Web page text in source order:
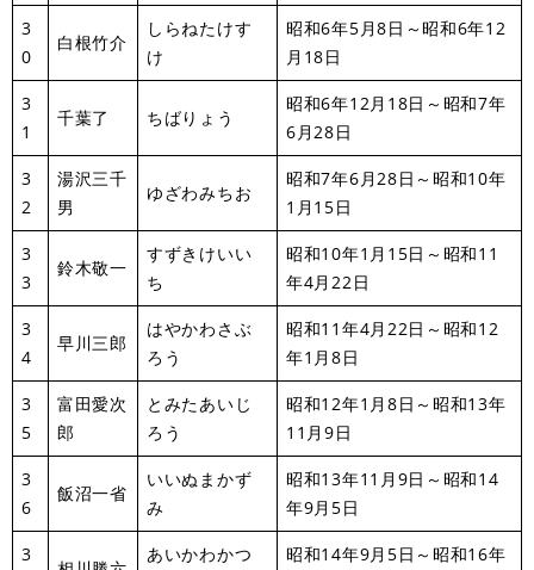
3
0
白根竹介
しらねたけす
け
昭和6年5月8日～昭和6年12
月18日
3
1
千葉了 ちばりょう
昭和6年12月18日～昭和7年
6月28日
3
2
湯沢三千
男
ゆざわみちお
昭和7年6月28日～昭和10年
1月15日
3
3
鈴木敬一
すずきけいい
ち
昭和10年1月15日～昭和11
年4月22日
3
4
早川三郎
はやかわさぶ
ろう
昭和11年4月22日～昭和12
年1月8日
3
5
富田愛次
郎
とみたあいじ
ろう
昭和12年1月8日～昭和13年
11月9日
3
6
飯沼一省
いいぬまかず
み
昭和13年11月9日～昭和14
年9月5日
3 あいかわかつ 昭和14年9月5日～昭和16年